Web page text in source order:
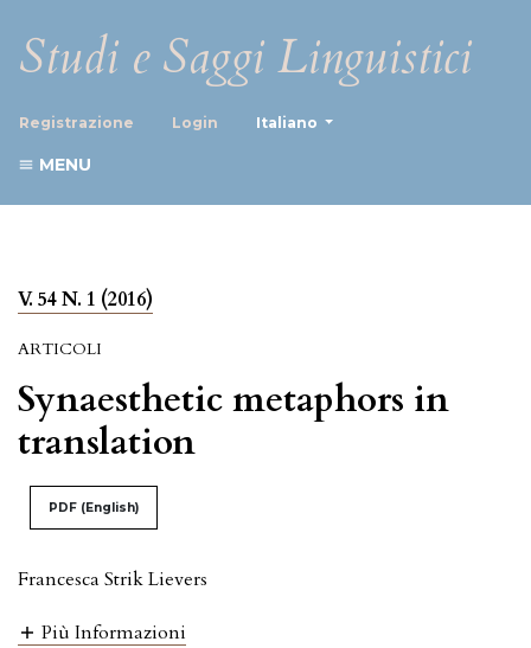
Studi e Saggi Linguistici
Registrazione Login Italiano
MENU
V. 54 N. 1 (2016)
ARTICOLI
Synaesthetic metaphors in
translation
PDF (English)
Francesca Strik Lievers
Più Informazioni